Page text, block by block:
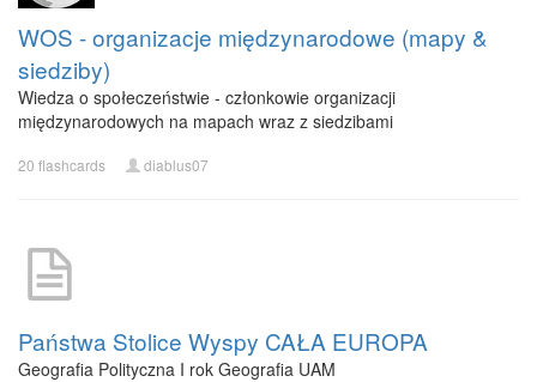
WOS - organizacje międzynarodowe (mapy &
siedziby)
Wiedza o społeczeństwie - członkowie organizacji
międzynarodowych na mapach wraz z siedzibami
20 flashcards diablus07
Państwa Stolice Wyspy CAŁA EUROPA
Geografia Polityczna I rok Geografia UAM